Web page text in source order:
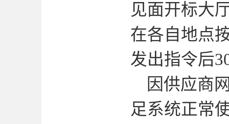
见面开标大
在各自地点
发出指令后
因供应商
足系统正常